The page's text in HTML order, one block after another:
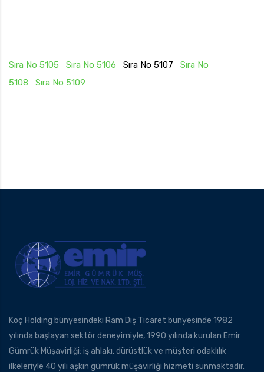
Sıra No 5105 Sıra No 5106 Sıra No 5107 Sıra No
5108
Sıra No 5109
Koç Holding bünyesindeki Ram Dış Ticaret bünyesinde 1982
yılında başlayan sektör deneyimiyle, 1990 yılında kurulan Emir
Gümrük Müşavirliği; iş ahlakı, dürüstlük ve müşteri odaklılık
ilkeleriyle 40 yılı aşkın gümrük müşavirliği hizmeti sunmaktadır.